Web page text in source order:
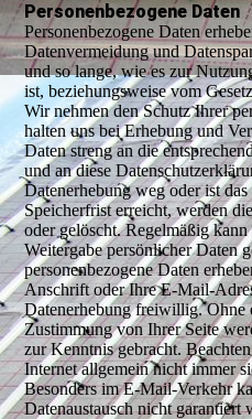
Personenbezogene Daten
Personenbezogene Daten
Datenvermeidung und
und so lange, wie es zur
ist, beziehungsweise vom
Wir nehmen den Schutz Ihrer
halten uns bei Erhebung und
Daten streng an die
und an diese
Datenerhebung weg oder ist
Speicherfrist erreicht, werden
oder gelöscht. Regelmäßig
Weitergabe persönlicher Daten
personenbezogene Daten
Anschrift oder Ihre E-Mail-
Datenerhebung freiwillig. Ohne
Zustimmung von Ihrer Seite
zur Kenntnis gebracht.
Internet allgemein nicht immer
Besonders im E-Mail-Verkehr
Datenaustausch nicht garantiert